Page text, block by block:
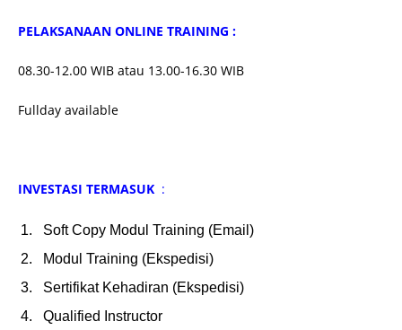
PELAKSANAAN ONLINE TRAINING :
08.30-12.00 WIB atau 13.00-16.30 WIB
Fullday available
INVESTASI TERMASUK :
Soft Copy Modul Training (Email)
Modul Training (Ekspedisi)
Sertifikat Kehadiran (Ekspedisi)
Qualified Instructor